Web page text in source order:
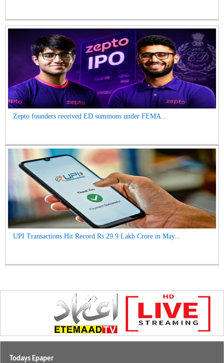
Zepto founders received ED summons under FEMA...
UPI Transactions Hit Record Rs 29.9 Lakh Crore in May...
Todays Epaper